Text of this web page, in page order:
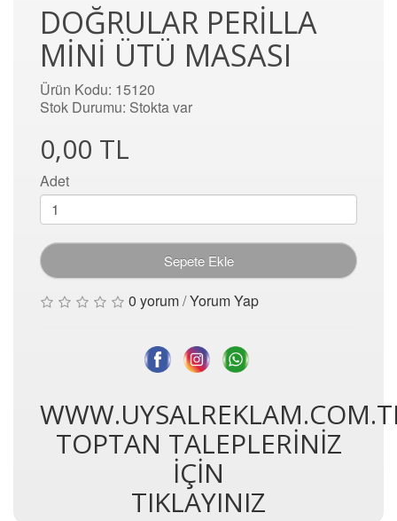
DOĞRULAR PERILLA
MINI ÜTÜ MASASI
Ürün Kodu: 15120
Stok Durumu: Stokta var
0,00 TL
Adet
Sepete Ekle
0 yorum/Yorum Yap
TOPTAN TALEPLERİNİZ
İÇİN
TIKLAYINIZ